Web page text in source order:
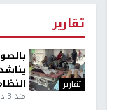
تقارير
تقارير
منذ 3 دقيقة